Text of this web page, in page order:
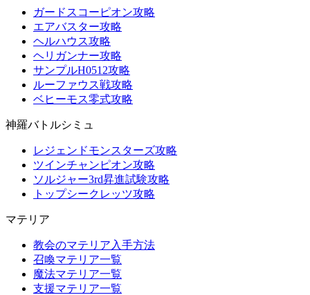
ガードスコーピオン攻略
エアバスター攻略
ヘルハウス攻略
ヘリガンナー攻略
サンプルH0512攻略
ルーファウス戦攻略
ベヒーモス零式攻略
神羅バトルシミュ
レジェンドモンスターズ攻略
ツインチャンピオン攻略
ソルジャー3rd昇進試験攻略
トップシークレッツ攻略
マテリア
教会のマテリア入手方法
召喚マテリア一覧
魔法マテリア一覧
支援マテリア一覧